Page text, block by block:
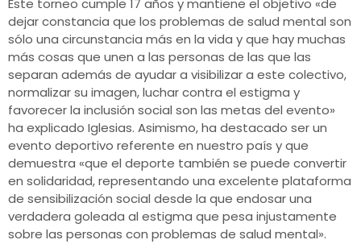
Este torneo cumple 17 años y mantiene el objetivo «de
dejar constancia que los problemas de salud mental son
sólo una circunstancia más en la vida y que hay muchas
más cosas que unen a las personas de las que las
separan además de ayudar a visibilizar a este colectivo,
normalizar su imagen, luchar contra el estigma y
favorecer la inclusión social son las metas del evento»
ha explicado Iglesias. Asimismo, ha destacado ser un
evento deportivo referente en nuestro país y que
demuestra «que el deporte también se puede convertir
en solidaridad, representando una excelente plataforma
de sensibilización social desde la que endosar una
verdadera goleada al estigma que pesa injustamente
sobre las personas con problemas de salud mental».